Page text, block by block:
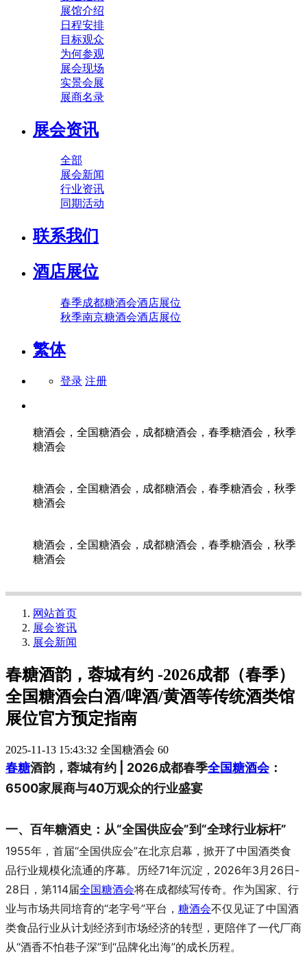
展馆介绍
日程安排
目标观众
为何参观
展会现场
实景会展
展商名录
展会资讯
全部
展会新闻
行业资讯
同期活动
联系我们
酒店展位
春季成都糖酒会酒店展位
秋季南京糖酒会酒店展位
繁体
登录 注册
糖酒会，全国糖酒会，成都糖酒会，春季糖酒会，秋季
糖酒会
糖酒会，全国糖酒会，成都糖酒会，春季糖酒会，秋季
糖酒会
糖酒会，全国糖酒会，成都糖酒会，春季糖酒会，秋季
糖酒会
网站首页
展会资讯
展会新闻
春糖酒韵，蓉城有约 -2026成都（春季）
全国糖酒会白酒/啤酒/黄酒等传统酒类馆
展位官方预定指南
2025-11-13 15:43:32 全国糖酒会 60
春糖酒韵，蓉城有约 | 2026成都春季全国糖酒会：
6500家展商与40万观众的行业盛宴
一、百年糖酒史：从“全国供应会”到“全球行业标杆”
1955年，首届“全国供应会”在北京启幕，掀开了中国酒类食
品行业规模化流通的序幕。历经71年沉淀，2026年3月26日-
28日，第114届全国糖酒会将在成都续写传奇。作为国家、行
业与市场共同培育的“老字号”平台， 糖酒会不仅见证了中国酒
类食品行业从计划经济到市场经济的转型，更陪伴了一代厂商
从“酒香不怕巷子深”到“品牌化出海”的成长历程。